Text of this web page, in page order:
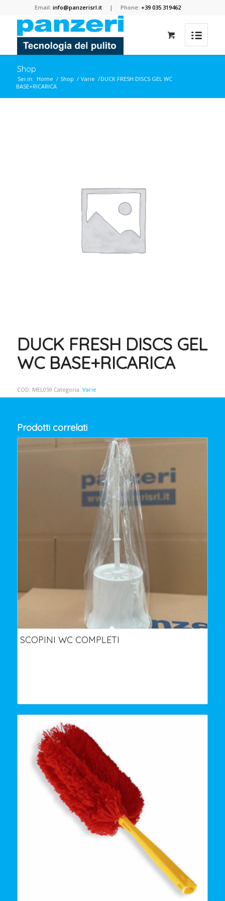
Email:info@panzerisrl.it | Phone:+39 035 319462
Shop
Sei in: Home / Shop / Varie /DUCK FRESH DISCS GEL WC
BASE+RICARICA
DUCK FRESH DISCS GEL
WC BASE+RICARICA
COD: MEL059 Categoria: Varie
Prodotti correlati
SCOPINI WC COMPLETI